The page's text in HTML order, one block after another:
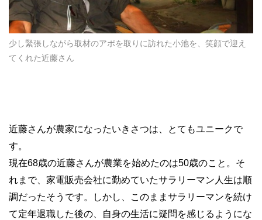
少し緊張しながら取材のアポを取りに訪れた小池を、笑顔で迎え
てくれた近藤さん
近藤さんが農家になったいきさつは、とてもユニークで
す。
現在68歳の近藤さんが農業を始めたのは50歳のこと。そ
れまで、家電販売会社に勤めていたサラリーマン人生は順
調だったそうです。しかし、このままサラリーマンを続け
て定年退職した後の、自身の生活に疑問を感じるようにな